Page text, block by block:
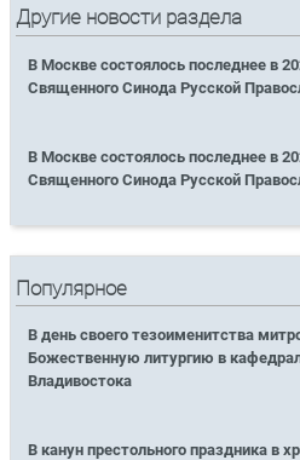
Другие новости раздела
В Москве состоялось последнее в
Священного Синода Русской
В Москве состоялось последнее в
Священного Синода Русской
Популярное
В день своего тезоименитства
Божественную литургию в
Владивостока
В канун престольного праздника в